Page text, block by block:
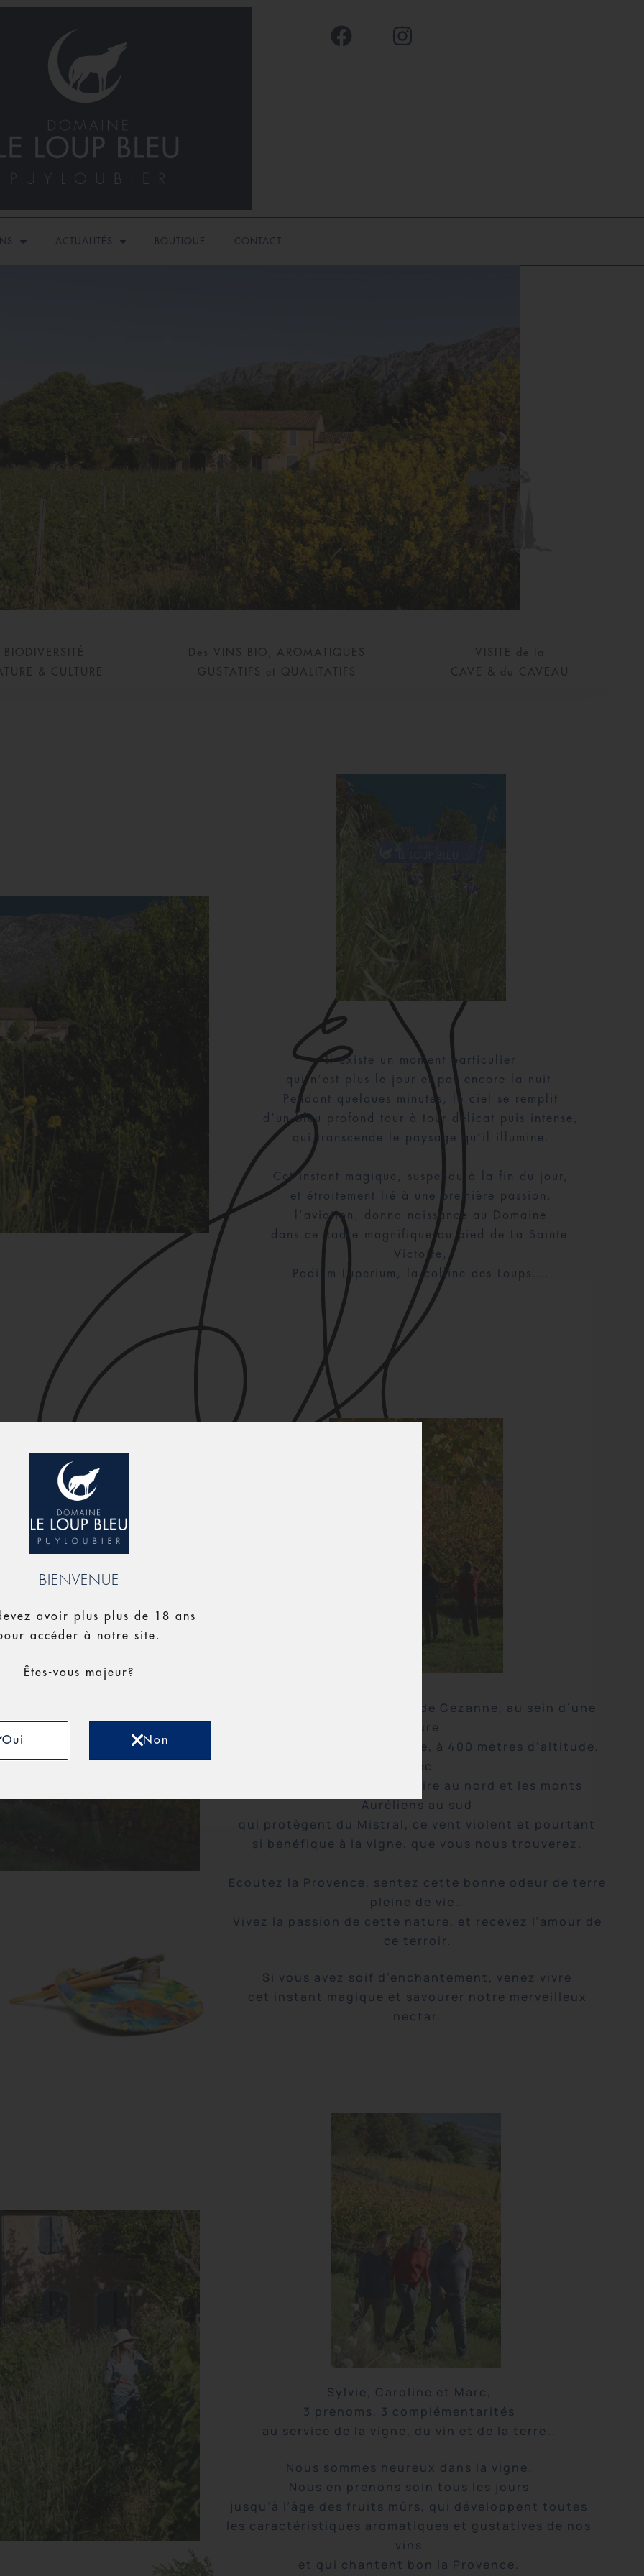
ACTUALITÉS BOUTIQUE CONTACT
BIODIVERSITÉ
& CULTURE
Des VINS BIO, AROMATIQUES
GUSTATIFS et QUALITATIFS
VISITE de la
CAVE & du CAVEAU
Il existe un moment particulier
qui n’est plus le jour et pas encore la nuit.
Pendant quelques minutes, le ciel se remplit
d’un bleu profond tour à tour délicat puis intense,
qui transcende le paysage qu’il illumine.
Cet instant magique, suspendu à la fin du jour,
et étroitement lié à une première passion,
l’aviation, donna naissance au Domaine
dans ce cadre magnifique au pied de La Sainte-
Victoire,
Podium Luperium, la colline des Loups….
C’est dans cette Provence de Cézanne, au sein d’une
nature
encore préservée et sauvage, à 400 mètres d’altitude,
avec
la montagne Sainte Victoire au nord et les monts
Auréliens au sud
qui protègent du Mistral, ce vent violent et pourtant
si bénéfique à la vigne, que vous nous trouverez.
Ecoutez la Provence, sentez cette bonne odeur de terre
pleine de vie…
Vivez la passion de cette nature, et recevez l’amour de
ce terroir.
Si vous avez soif d’enchantement, venez vivre
cet instant magique et savourer notre merveilleux
nectar.
Sylvie, Caroline et Marc,
3 prénoms, 3 complémentarités
au service de la vigne, du vin et de la terre…
Nous sommes heureux dans la vigne.
Nous en prenons soin tous les jours
jusqu’à l’âge des fruits mûrs, qui développent toutes
les caractéristiques aromatiques et gustatives de nos
vins
et qui chantent bon la Provence.
BIENVENUE
avoir plus plus de 18 ans
accéder à notre site.
Êtes-vous majeur?
Oui Non